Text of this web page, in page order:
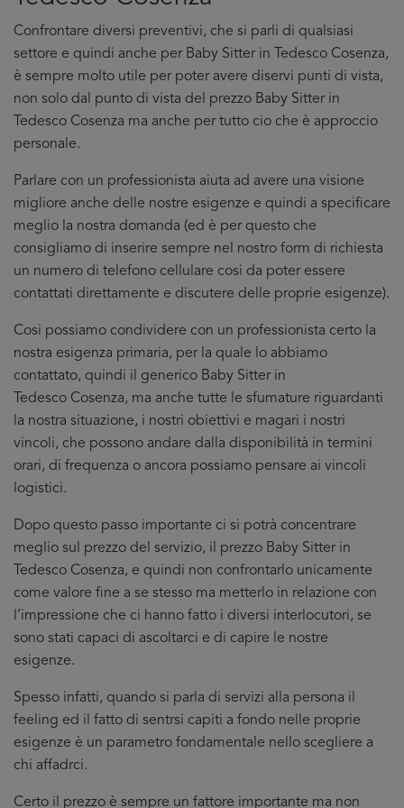
Confrontare diversi preventivi, che si parli di qualsiasi
settore e quindi anche per Baby Sitter in Tedesco Cosenza,
è sempre molto utile per poter avere diservi punti di vista,
non solo dal punto di vista del prezzo Baby Sitter in
Tedesco Cosenza ma anche per tutto cio che è approccio
personale.
Parlare con un professionista aiuta ad avere una visione
migliore anche delle nostre esigenze e quindi a specificare
meglio la nostra domanda (ed è per questo che
consigliamo di inserire sempre nel nostro form di richiesta
un numero di telefono cellulare cosi da poter essere
contattati direttamente e discutere delle proprie esigenze).
Cosi possiamo condividere con un professionista certo la
nostra esigenza primaria, per la quale lo abbiamo
contattato, quindi il generico Baby Sitter in
Tedesco Cosenza, ma anche tutte le sfumature riguardanti
la nostra situazione, i nostri obiettivi e magari i nostri
vincoli, che possono andare dalla disponibilità in termini
orari, di frequenza o ancora possiamo pensare ai vincoli
logistici.
Dopo questo passo importante ci si potrà concentrare
meglio sul prezzo del servizio, il prezzo Baby Sitter in
Tedesco Cosenza, e quindi non confrontarlo unicamente
come valore fine a se stesso ma metterlo in relazione con
l’impressione che ci hanno fatto i diversi interlocutori, se
sono stati capaci di ascoltarci e di capire le nostre
esigenze.
Spesso infatti, quando si parla di servizi alla persona il
feeling ed il fatto di sentrsi capiti a fondo nelle proprie
esigenze è un parametro fondamentale nello scegliere a
chi affadrci.
Certo il prezzo è sempre un fattore importante ma non